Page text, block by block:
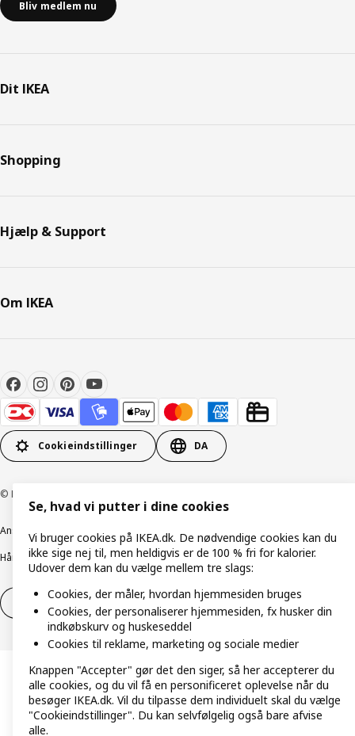
Bliv medlem nu
Dit IKEA
Shopping
Hjælp & Support
Om IKEA
Cookieindstillinger DA
© Inter IKEA Systems B.V. 1999-2026
Ansvarlig rapportering Cookiepolitik
Digital tilgængelighed
Håndtering af persondataSalgs- og leveringsbetingelser
Fortryd dit køb Fortryd dit køb af service
Se, hvad vi putter i dine cookies
Vi bruger cookies på IKEA.dk. De nødvendige cookies kan du
ikke sige nej til, men heldigvis er de 100 % fri for kalorier.
Udover dem kan du vælge mellem tre slags:
Cookies, der måler, hvordan hjemmesiden bruges
Cookies, der personaliserer hjemmesiden, fx husker din
indkøbskurv og huskeseddel
Cookies til reklame, marketing og sociale medier
Knappen "Accepter" gør det den siger, så her accepterer du
alle cookies, og du vil få en personificeret oplevelse når du
besøger IKEA.dk. Vil du tilpasse dem individuelt skal du vælge
"Cookieindstillinger". Du kan selvfølgelig også bare afvise
alle.